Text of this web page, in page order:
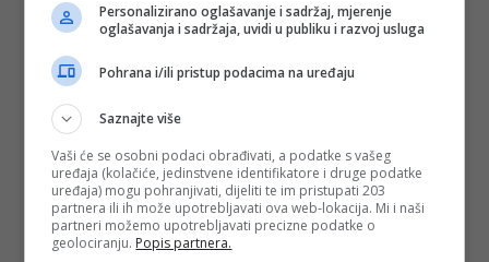
idućim danima
uručenje
uvjerenja o
dodjeli
mandata u BiH
Objavljeno:13. 11.
2024.
Opširnije
Personalizirano oglašavanje i sadržaj, mjerenje
oglašavanja i sadržaja, uvidi u publiku i razvoj usluga
Pohrana i/ili pristup podacima na uređaju
Saznajte više
Vaši će se osobni podaci obrađivati, a podatke s vašeg
uređaja (kolačiće, jedinstvene identifikatore i druge podatke
uređaja) mogu pohranjivati, dijeliti te im pristupati 203
partnera ili ih može upotrebljavati ova web-lokacija. Mi i naši
partneri možemo upotrebljavati precizne podatke o
geolociranju. Popis partnera.